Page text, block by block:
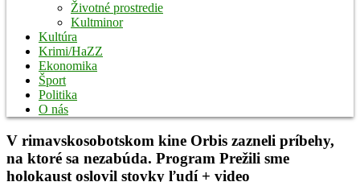
Životné prostredie
Kultminor
Kultúra
Krimi/HaZZ
Ekonomika
Šport
Politika
O nás
V rimavskosobotskom kine Orbis zazneli príbehy,
na ktoré sa nezabúda. Program Prežili sme
holokaust oslovil stovky ľudí + video